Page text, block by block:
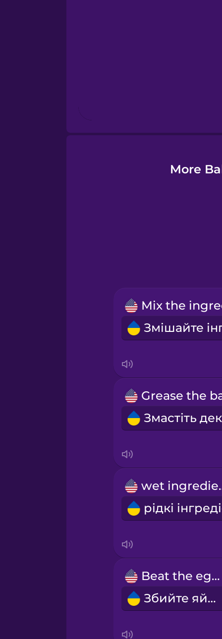
Icelandic
Igbo
Italian
Korean
Mandarin Chinese
More
Beat the eggs.
Збийте яйця.